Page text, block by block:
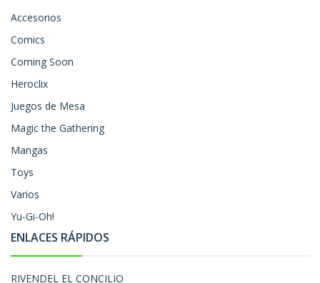
Accesorios
Comics
Coming Soon
Heroclix
Juegos de Mesa
Magic the Gathering
Mangas
Toys
Varios
Yu-Gi-Oh!
ENLACES RÁPIDOS
RIVENDEL EL CONCILIO